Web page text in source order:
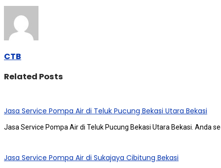
CTB
Related Posts
Jasa Service Pompa Air di Teluk Pucung Bekasi Utara Bekasi
Jasa Service Pompa Air di Teluk Pucung Bekasi Utara Bekasi. Andа
Jasa Service Pompa Air di Sukajaya Cibitung Bekasi